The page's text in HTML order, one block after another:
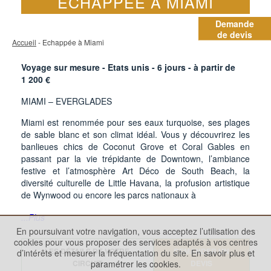
Demande
de devis
Accueil - Echappée à Miami
Voyage sur mesure - Etats unis - 6 jours - à partir de
1 200 €
MIAMI – EVERGLADES
Miami est renommée pour ses eaux turquoise, ses plages
de sable blanc et son climat idéal. Vous y découvrirez les
banlieues chics de Coconut Grove et Coral Gables en
passant par la vie trépidante de Downtown, l’ambiance
festive et l’atmosphère Art Déco de South Beach, la
diversité culturelle de Little Havana, la profusion artistique
de Wynwood ou encore les parcs nationaux à
...Plus
LES DÉTAILS DE VOTRE
CIRCUIT
DEMANDER UN
En poursuivant votre navigation, vous acceptez l’utilisation des
cookies pour vous proposer des services adaptés à vos centres
d’intérêts et mesurer la fréquentation du site. En savoir plus et
paramétrer les cookies.